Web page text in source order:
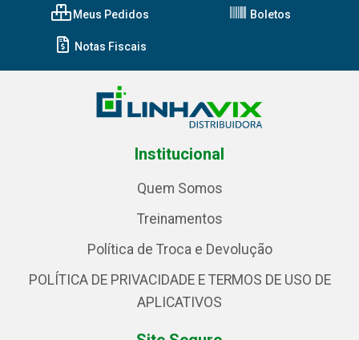
Meus Pedidos Boletos
Notas Fiscais
Institucional
Quem Somos
Treinamentos
Política de Troca e Devolução
POLÍTICA DE PRIVACIDADE E TERMOS DE USO DE
APLICATIVOS